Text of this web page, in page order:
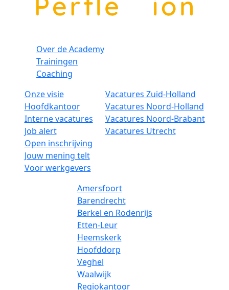
Over de Academy
Trainingen
Coaching
Onze visie
Hoofdkantoor
Interne vacatures
Job alert
Open inschrijving
Jouw mening telt
Voor werkgevers
Vacatures Zuid-Holland
Vacatures Noord-Holland
Vacatures Noord-Brabant
Vacatures Utrecht
Amersfoort
Barendrecht
Berkel en Rodenrijs
Etten-Leur
Heemskerk
Hoofddorp
Veghel
Waalwijk
Regiokantoor